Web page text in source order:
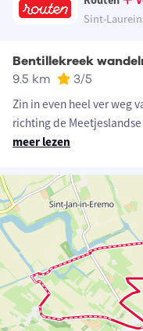
Sint-
Bentillekreek
9.5 km 3/5
Zin in even heel ver weg
richting de
meer lezen